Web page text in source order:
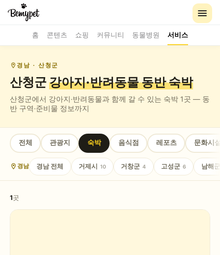
홈 콘텐츠 쇼핑 커뮤니티 동물병원 서비스
경남 · 산청군
산청군강아지·반려동물 동반숙박
산청군에서 강아지·반려동물과 함께 갈 수 있는 숙박 1곳 — 동
반 구역·준비물 정보까지
전체 관광지 숙박 음식점 레포츠 문화시
경남 경남전체 거제시 10 거창군 4 고성군 6 남해군
1곳